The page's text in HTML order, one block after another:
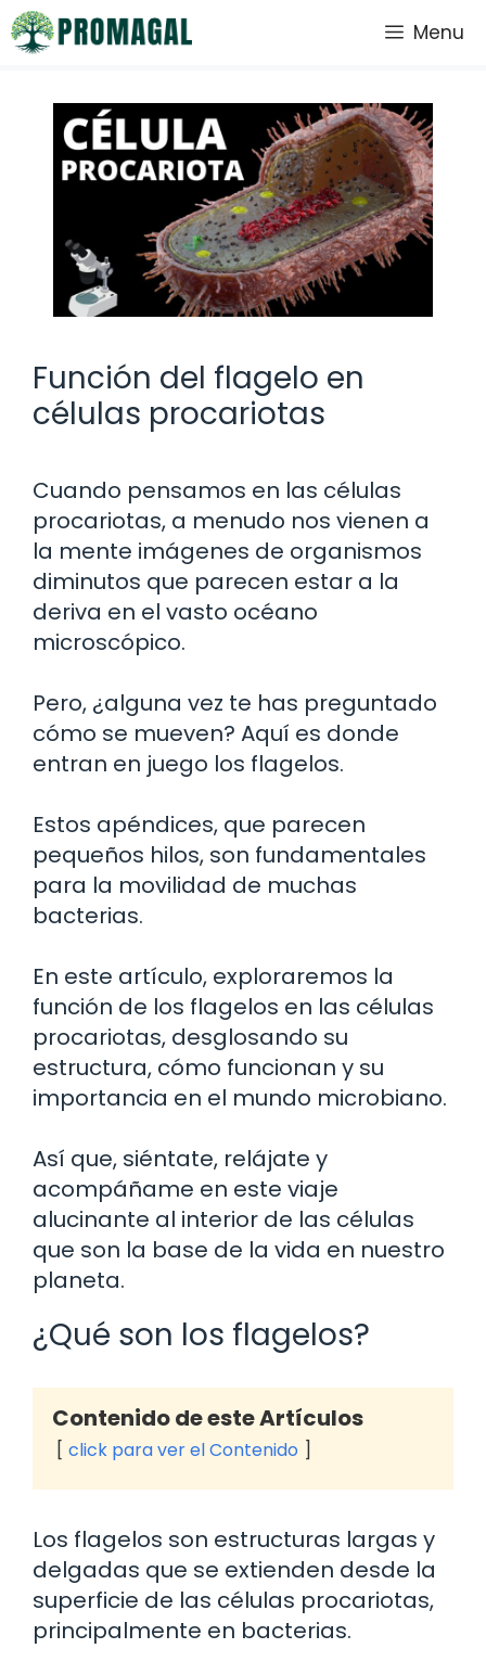
Saltar
al
Menu
Función del flagelo en
células procariotas
Cuando pensamos en las células
procariotas, a menudo nos vienen a
la mente imágenes de organismos
diminutos que parecen estar a la
deriva en el vasto océano
microscópico.
Pero, ¿alguna vez te has preguntado
cómo se mueven? Aquí es donde
entran en juego los flagelos.
Estos apéndices, que parecen
pequeños hilos, son fundamentales
para la movilidad de muchas
bacterias.
En este artículo, exploraremos la
función de los flagelos en las células
procariotas, desglosando su
estructura, cómo funcionan y su
importancia en el mundo microbiano.
Así que, siéntate, relájate y
acompáñame en este viaje
alucinante al interior de las células
que son la base de la vida en nuestro
planeta.
¿Qué son los flagelos?
Contenido de este Artículos
click para ver el Contenido
Los flagelos son estructuras largas y
delgadas que se extienden desde la
superficie de las células procariotas,
principalmente en bacterias.